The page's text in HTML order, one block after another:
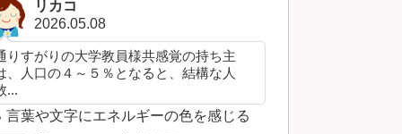
リカコ
2026.05.08
りすがりの大学教員様共感覚の持ち主
、人口の４～５％となると、結構な人
...
言葉や文字にエネルギーの色を感じる